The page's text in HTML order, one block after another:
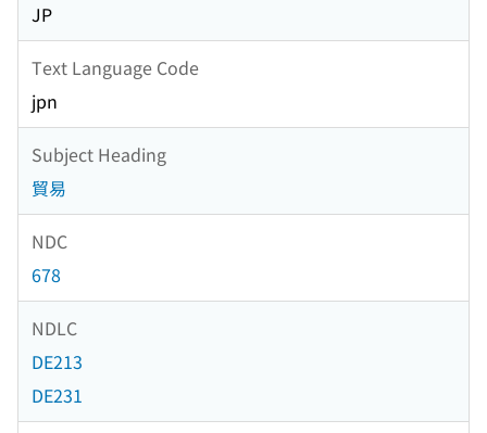
JP
Text Language Code
jpn
Subject Heading
貿易
NDC
678
NDLC
DE213
DE231